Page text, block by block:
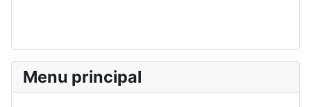
Menu principal